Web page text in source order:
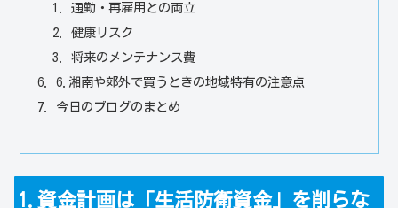
通勤・再雇用との両立
健康リスク
将来のメンテナンス費
6.湘南や郊外で買うときの地域特有の注意点
今日のブログのまとめ
1.資金計画は「生活防衛資金」を削らな